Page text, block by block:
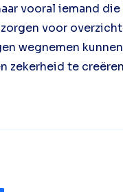
vooral iemand
voor
wegnemen
zekerheid te